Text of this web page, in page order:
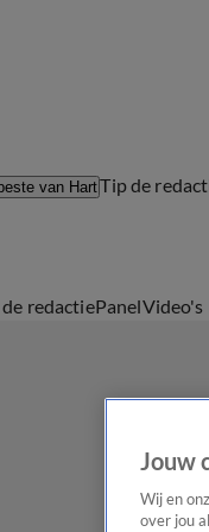
van HartTip de
redactiePanelVideo's
Jouw
Wij en
over jou